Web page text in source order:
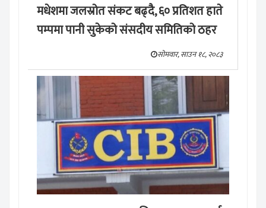
मधेशमा जलस्रोत संकट बढ्दै, ६० प्रतिशत हाते
पम्पमा पानी सुकेको संसदीय समितिको ठहर
सोमवार, साउन १८, २०८३